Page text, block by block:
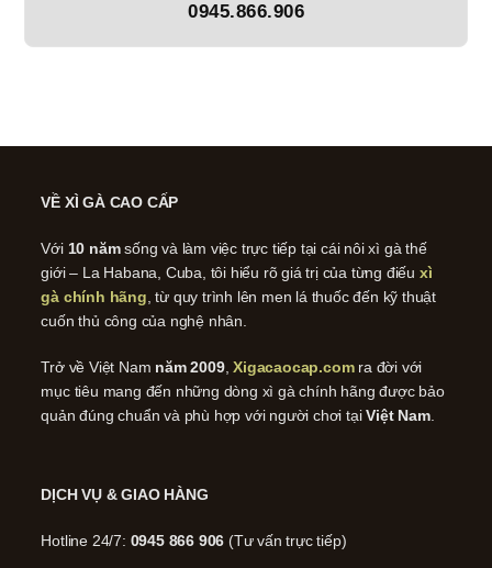
0945.866.906
VỀ XÌ GÀ CAO CẤP
Với 10 nămsống và làm việc trực tiếp tại cái nôi xì gà thế
giới – La Habana, Cuba, tôi hiểu rõ giá trị của từng điếu xì
gà chính hãng, từ quy trình lên men lá thuốc đến kỹ thuật
cuốn thủ công của nghệ nhân.
Trở về Việt Nam năm 2009,Xigacaocap.comra đời với
mục tiêu mang đến những dòng xì gà chính hãng được bảo
quản đúng chuẩn và phù hợp với người chơi tạiViệt Nam.
DỊCH VỤ & GIAO HÀNG
Hotline 24/7: 0945 866 906 (Tư vấn trực tiếp)